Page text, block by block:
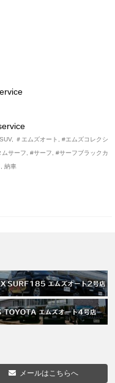
, ＃エムズオート
#エムズコレクシ
ムサーフ #サーフ
#サーフブラックカ
納車
メールはこちらへ